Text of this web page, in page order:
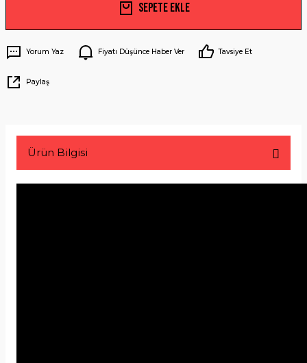
Sepete Ekle
Yorum Yaz Fiyatı Düşünce Haber Ver Tavsiye Et
Paylaş
Ürün Bilgisi